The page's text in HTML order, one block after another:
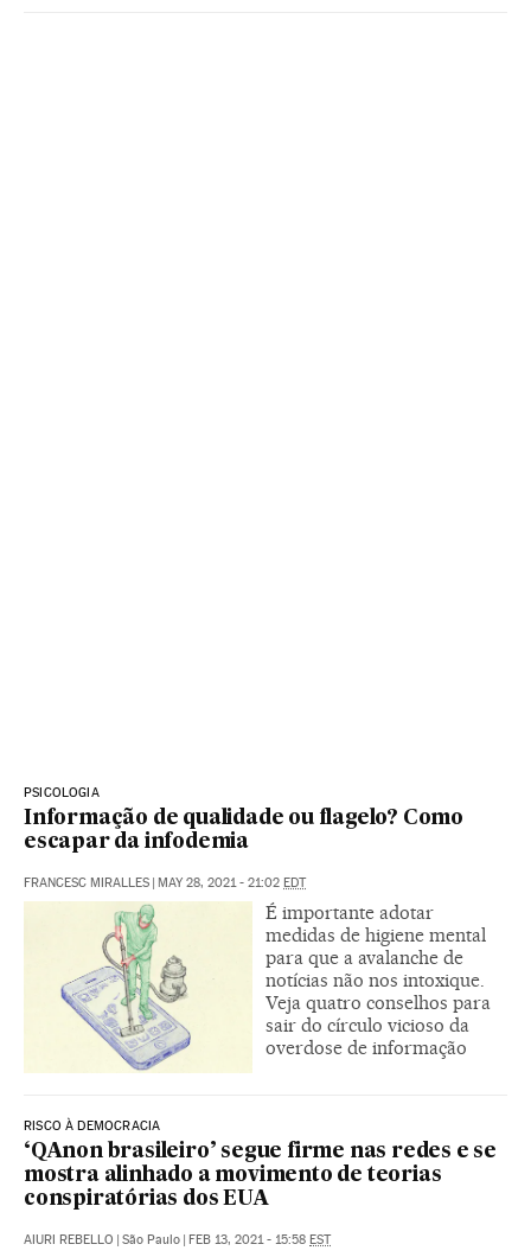
PSICOLOGIA
Informação de qualidade ou flagelo? Como
escapar da infodemia
FRANCESC MIRALLES MAY 28, 2021 - 21:02 EDT
É importante adotar
medidas de higiene mental
para que a avalanche de
notícias não nos intoxique.
Veja quatro conselhos para
sair do círculo vicioso da
overdose de informação
RISCO À DEMOCRACIA
‘QAnon brasileiro’ segue firme nas redes e se
mostra alinhado a movimento de teorias
conspiratórias dos EUA
AIURI REBELLO São Paulo FEB 13, 2021 - 15:58 EST